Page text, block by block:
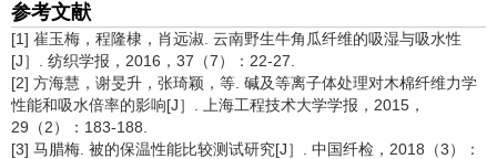
参考文献
[1] 崔玉梅，程隆棣，肖远淑. 云南野生牛角瓜纤维的吸湿与吸水性
[J］. 纺织学报，2016，37（7）：22-27.
[2] 方海慧，谢旻升，张琦颖，等. 碱及等离子体处理对木棉纤维力学
性能和吸水倍率的影响[J］. 上海工程技术大学学报，2015，
29（2）：183-188.
[3] 马腊梅. 被的保温性能比较测试研究[J］. 中国纤检，2018（3）：